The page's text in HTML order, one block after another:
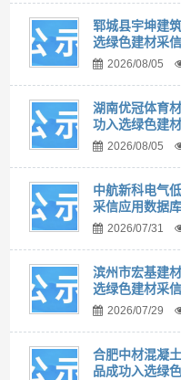
郓城县宇坤建
选绿色建材采
2026/08/05
湖南优冠体育
功入选绿色建
2026/08/05
中航新科电气
采信应用数据库
2026/07/31
滨州市宏基建
选绿色建材采
2026/07/29
合肥中材混凝
品成功入选绿